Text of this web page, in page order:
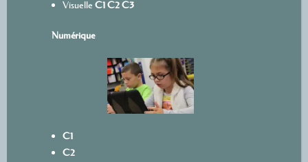
Visuelle C1C2C3
Numérique
C1
C2